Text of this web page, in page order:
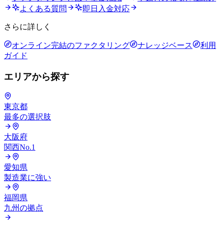
よくある質問
即日入金対応
さらに詳しく
オンライン完結のファクタリング ナレッジベース
利用
ガイド
エリアから探す
東京都
最多の選択肢
大阪府
関西No.1
愛知県
製造業に強い
福岡県
九州の拠点